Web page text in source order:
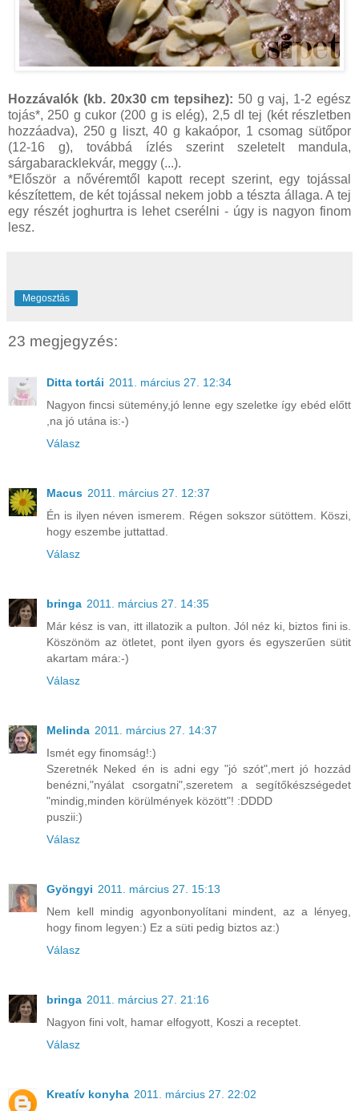
Hozzávalók (kb. 20x30 cm tepsihez): 50 g vaj, 1-2 egész
tojás*, 250 g cukor (200 g is elég), 2,5 dl tej (két részletben
hozzáadva), 250 g liszt, 40 g kakaópor, 1 csomag sütőpor
(12-16 g), továbbá ízlés szerint szeletelt mandula,
sárgabaracklekvár, meggy (...).
*Először a nővéremtől kapott recept szerint, egy tojással
készítettem, de két tojással nekem jobb a tészta állaga. A tej
egy részét joghurtra is lehet cserélni - úgy is nagyon finom
lesz.
Megosztás
23 megjegyzés:
Ditta tortái 2011. március 27. 12:34
Nagyon fincsi sütemény,jó lenne egy szeletke így ebéd előtt
,na jó utána is:-)
Válasz
Macus 2011. március 27. 12:37
Én is ilyen néven ismerem. Régen sokszor sütöttem. Köszi,
hogy eszembe juttattad.
Válasz
bringa 2011. március 27. 14:35
Már kész is van, itt illatozik a pulton. Jól néz ki, biztos fini is.
Köszönöm az ötletet, pont ilyen gyors és egyszerűen sütit
akartam mára:-)
Válasz
Melinda 2011. március 27. 14:37
Ismét egy finomság!:)
Szeretnék Neked én is adni egy "jó szót",mert jó hozzád
benézni,"nyálat csorgatni",szeretem a segítőkészségedet
"mindig,minden körülmények között"! :DDDD
puszii:)
Válasz
Gyöngyi 2011. március 27. 15:13
Nem kell mindig agyonbonyolítani mindent, az a lényeg,
hogy finom legyen:) Ez a süti pedig biztos az:)
Válasz
bringa 2011. március 27. 21:16
Nagyon fini volt, hamar elfogyott, Koszi a receptet.
Válasz
Kreatív konyha 2011. március 27. 22:02